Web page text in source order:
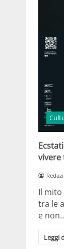
vivere
Il
tra le
e
Leggi